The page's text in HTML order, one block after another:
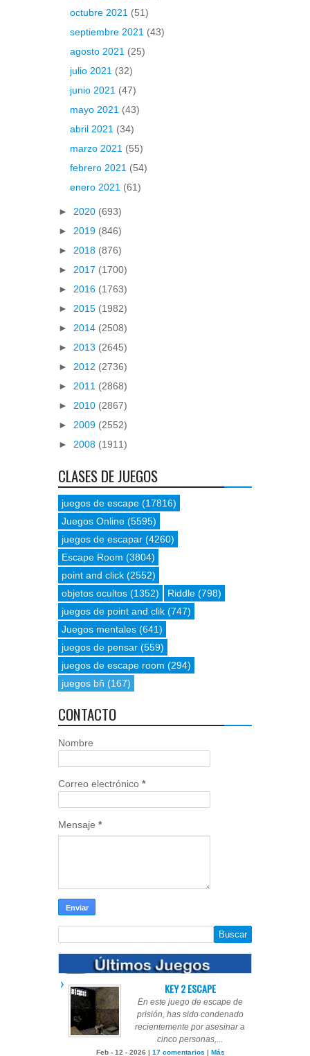
octubre 2021 (51)
septiembre 2021 (43)
agosto 2021 (25)
julio 2021 (32)
junio 2021 (47)
mayo 2021 (43)
abril 2021 (34)
marzo 2021 (55)
febrero 2021 (54)
enero 2021 (61)
► 2020 (693)
► 2019 (846)
► 2018 (876)
► 2017 (1700)
► 2016 (1763)
► 2015 (1982)
► 2014 (2508)
► 2013 (2645)
► 2012 (2736)
► 2011 (2868)
► 2010 (2867)
► 2009 (2552)
► 2008 (1911)
CLASES DE JUEGOS
juegos de escape (17816)
Juegos Online (5595)
juegos de escapar (4260)
Escape Room (3804)
point and click (2552)
objetos ocultos (1352) Riddle (798)
juegos de point and clik (747)
Juegos mentales (641)
juegos de pensar (559)
juegos de escape room (294)
juegos bñ (167)
CONTACTO
Nombre
Correo electrónico *
Mensaje *
KEY 2 ESCAPE
En este juego de escape de
prisión, has sido condenado
recientemente por asesinar a
cinco personas,...
Feb - 12 - 2026 | 17 comentarios | Más